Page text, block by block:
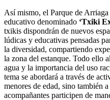
Así mismo, el Parque de
educativo denominado ‘Txiki
txikis dispondrán de nuevos
lúdicas y educativas pensadas
la diversidad, compartiendo
la zona del estanque. Todo ello
agua y la importancia del uso
tema se abordará a través de
menores de edad, sino también
acompañantes participen de